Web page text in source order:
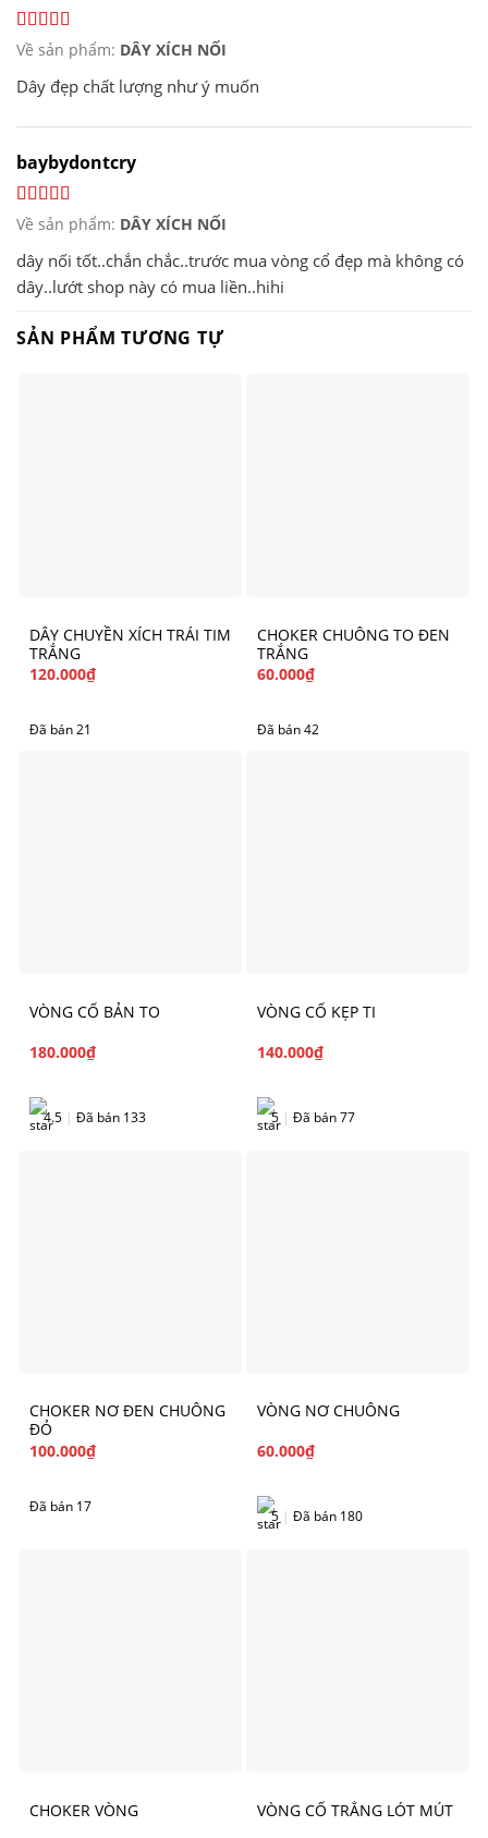
Về sản phẩm: DÂY XÍCH NỐI
Dây đẹp chất lượng như ý muốn
baybydontcry
Về sản phẩm: DÂY XÍCH NỐI
dây nối tốt..chắn chắc..trước mua vòng cổ đẹp mà không có
dây..lướt shop này có mua liền..hihi
SẢN PHẨM TƯƠNG TỰ
DÂY CHUYỀN XÍCH TRÁI TIM
TRẮNG
120.000₫
Đã bán 21
CHOKER CHUÔNG TO ĐEN
TRẮNG
60.000₫
Đã bán 42
VÒNG CỔ BẢN TO
180.000₫
4.5 | Đã bán 133
VÒNG CỔ KẸP TI
140.000₫
5 | Đã bán 77
CHOKER NƠ ĐEN CHUÔNG
ĐỎ
100.000₫
Đã bán 17
VÒNG NƠ CHUÔNG
60.000₫
5 | Đã bán 180
CHOKER VÒNG
VÒNG CỔ TRẮNG LÓT MÚT